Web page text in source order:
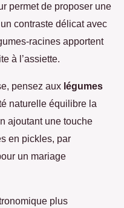
permet de proposer une
contraste délicat avec
racines apportent
à l’assiette.
pensez aux légumes
naturelle équilibre la
ajoutant une touche
en pickles, par
un mariage
plus